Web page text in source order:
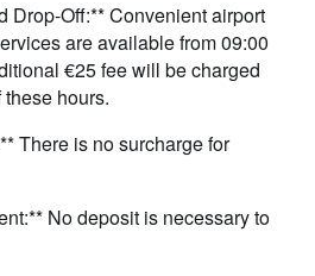
Drop-Off:** Convenient airport
are available from 09:00
€25 fee will be charged
hours.
There is no surcharge for
No deposit is necessary to